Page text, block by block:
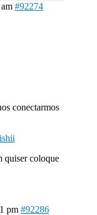
#92274
conectarmos
quiser coloque
pm #92286